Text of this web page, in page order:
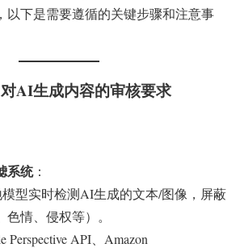
以下是需要遵循的关键步骤和注意事
对AI生成内容的审核要求
系统：
型实时检测AI生成的文本/图像，屏蔽
情、侵权等）。
Perspective API、Amazon